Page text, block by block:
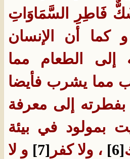
فَاطِرِ السَّمَاوَاتِ
و كما أن الإنسان
إلى الطعام مما
مما يشرب فأيضا
بفطرته إلى معرفة
بمولود في بيئة
[6] ، ولا كفر [7]
و لا